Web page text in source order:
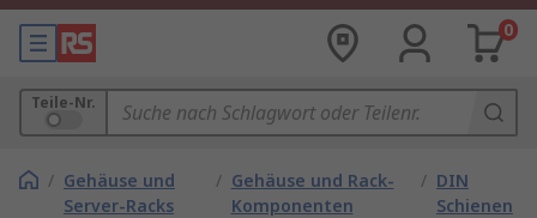
0
Teile-Nr.
/ Gehäuse und
Server-Racks
/ Gehäuse und Rack-
Komponenten
/ DIN
Schienen